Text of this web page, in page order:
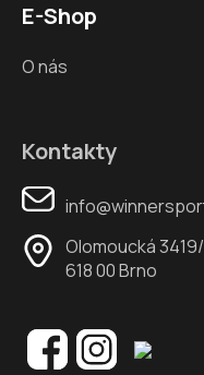
E-Shop
O nás
Kontakty
Olomoucká
618 00 Brno